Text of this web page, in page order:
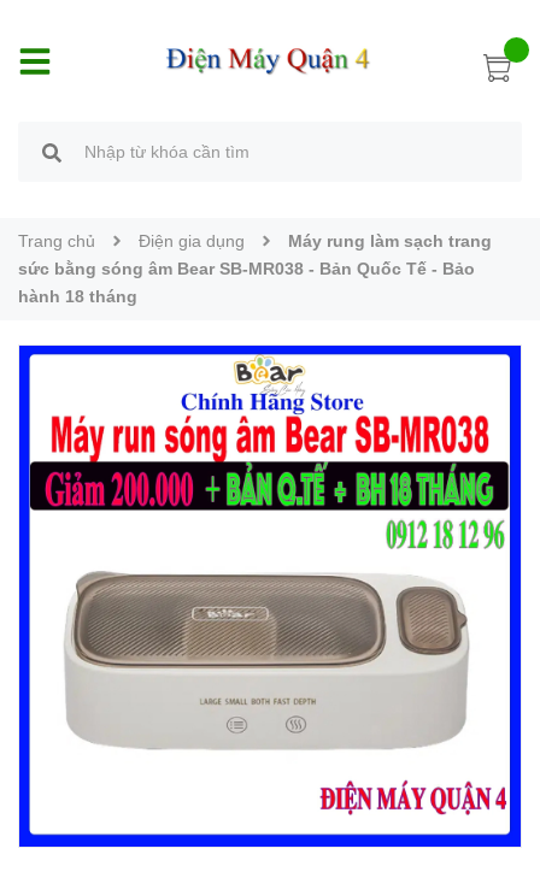
Trang chủ Điện gia dụng
Máy rung làm sạch trang
sức bằng sóng âm Bear SB-MR038 - Bản Quốc Tế - Bảo
hành 18 tháng